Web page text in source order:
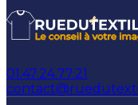
01.47.24.77.21